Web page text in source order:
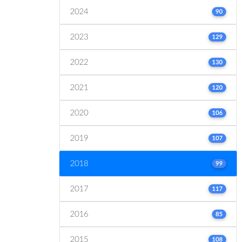
2024 90
2023 129
2022 130
2021 120
2020 106
2019 107
2018 99
2017 117
2016 85
2015 108